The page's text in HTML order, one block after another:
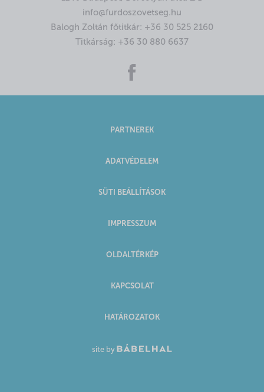
info@furdoszovetseg.hu
Balogh Zoltán főtitkár: +36 30 525 2160
Titkárság: +36 30 880 6637
PARTNEREK
ADATVÉDELEM
SÜTI BEÁLLÍTÁSOK
IMPRESSZUM
OLDALTÉRKÉP
KAPCSOLAT
HATÁROZATOK
site by